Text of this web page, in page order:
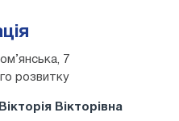
7
розвитку
Вікторівна